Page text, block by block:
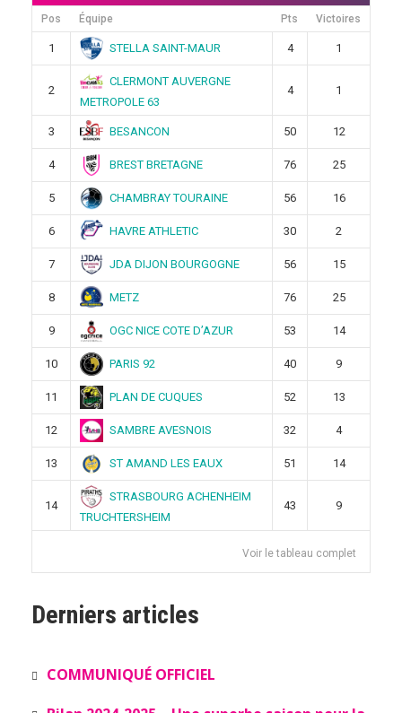
Pos Équipe Pts Victoires
1 STELLA SAINT-MAUR 4 1
2
CLERMONT AUVERGNE
METROPOLE 63
4 1
3 BESANCON 50 12
4 BREST BRETAGNE 76 25
5 CHAMBRAY TOURAINE 56 16
6 HAVRE ATHLETIC 30 2
7 JDA DIJON BOURGOGNE 56 15
8 METZ 76 25
9 OGC NICE COTE D’AZUR 53 14
10 PARIS 92 40 9
11 PLAN DE CUQUES 52 13
12 SAMBRE AVESNOIS 32 4
13 ST AMAND LES EAUX 51 14
14
STRASBOURG ACHENHEIM
TRUCHTERSHEIM
43 9
Voir le tableau complet
Derniers articles
COMMUNIQUÉ OFFICIEL